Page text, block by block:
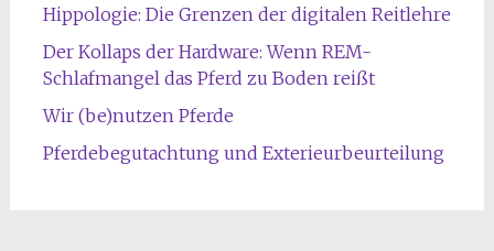
Hippologie: Die Grenzen der digitalen Reitlehre
Der Kollaps der Hardware: Wenn REM-
Schlafmangel das Pferd zu Boden reißt
Wir (be)nutzen Pferde
Pferdebegutachtung und Exterieurbeurteilung